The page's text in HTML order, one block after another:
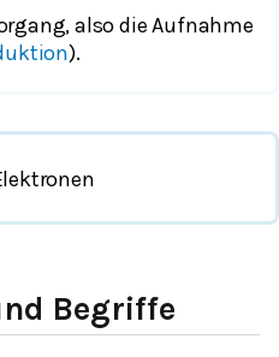
also die Aufnahme
).
Begriffe